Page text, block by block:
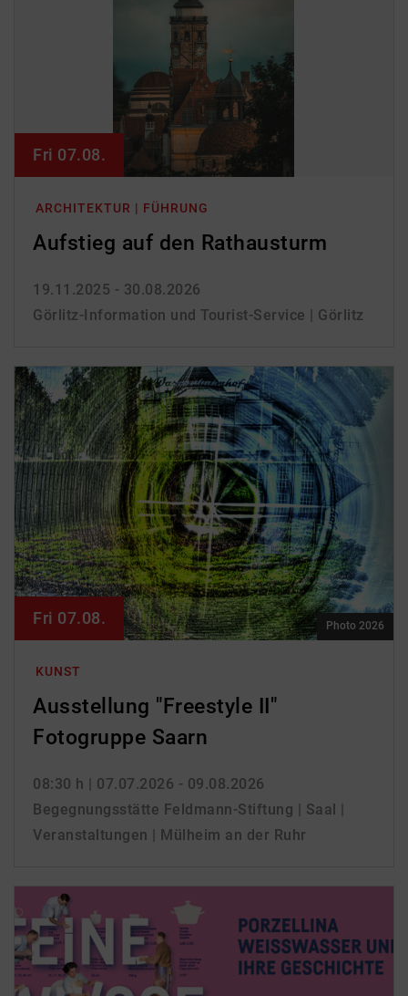
ARCHITEKTUR | FÜHRUNG
Aufstieg auf den Rathausturm
19.11.2025 - 30.08.2026
Görlitz-Information und Tourist-Service | Görlitz
Fri 07.08.
KUNST
Ausstellung "Freestyle II"
Fotogruppe Saarn
08:30 h | 07.07.2026 - 09.08.2026
Begegnungsstätte Feldmann-Stiftung | Saal |
Veranstaltungen | Mülheim an der Ruhr
Fri 07.08. Photo 2026